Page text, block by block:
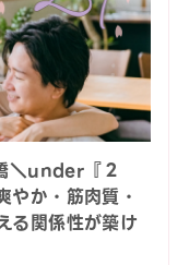
under『２
か・筋肉質・
る関係性が築け